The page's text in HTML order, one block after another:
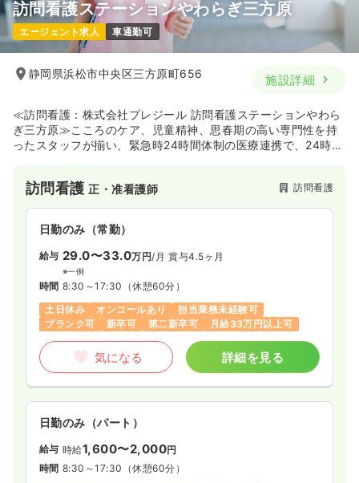
日勤のみ（パート）
給与 時給1,380円〜
時間 8:30～17:00（休憩60分）
日祝休み
気になる 詳細を見る
日勤のみ（常勤）
給与 お問い合わせください
時間 8:30～17:00 （休憩60分）
気になる
日勤のみ（パート）
給与 時給1,530円〜
時給1,500円以上可
気になる
訪問看護ステーションやわらぎ三方原
エージェント求人 車通勤可
静岡県浜松市中央区三方原町656 施設詳細
≪訪問看護：株式会社プレジール 訪問看護ステーションやわら
ぎ三方原≫こころのケア、児童精神、思春期の高い専門性を持
ったスタッフが揃い、緊急時24時間体制の医療連携で、24時間
マネジャー、学校など様々な職種との密な連絡調整や連携が特
徴です。引きこもりや学校へ行けない方、精神疾患や認知症な
どで自宅生活に不安がある方などに対応しており、専門性を持
ったスタッフとともに様々な職種と密に連携して働くことがで
きます。
訪問看護正・准看護師 訪問看護
日勤のみ（常勤）
給与 29.0〜33.0万円/月 賞与4.5ヶ月
※一例
時間 8:30～17:30 （休憩60分）
土日休み
オンコールあり
担当業務未経験可
ブランク可
新卒可 第二新卒可 月給33万円以上可
気になる 詳細を見る
日勤のみ（パート）
給与 時給1,600〜2,000円
時間 8:30～17:30 （休憩60分）